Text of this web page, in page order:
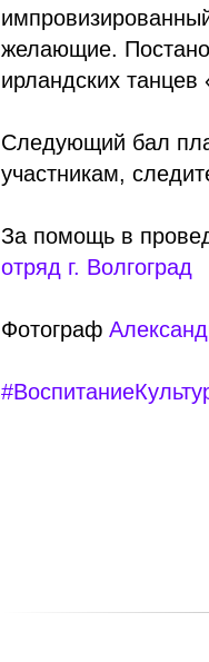
желающие.
ирландских
Следующий бал
участникам,
За помощь в
отряд г. Волгоград
Фотограф